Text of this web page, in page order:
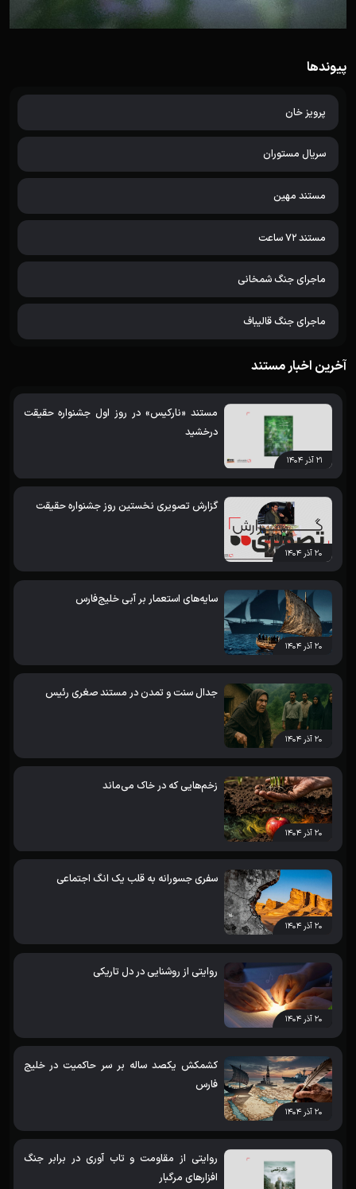
پیوندها
پرویز خان
سریال مستوران
مستند مهین
مستند 72 ساعت
ماجرای جنگ شمخانی
ماجرای جنگ قالیباف
آخرین اخبار مستند
۲۱ آذر ۱۴۰۴
مستند «نارکیس» در روز اول جشنواره حقیقت
درخشید
۲۰ آذر ۱۴۰۴
گزارش تصویری نخستین روز جشنواره حقیقت
۲۰ آذر ۱۴۰۴
سایه‌های استعمار بر آبی خلیج‌فارس
۲۰ آذر ۱۴۰۴
جدال سنت و تمدن در مستند صغری رئیس
۲۰ آذر ۱۴۰۴
زخم‌هایی که در خاک می‌ماند
۲۰ آذر ۱۴۰۴
سفری جسورانه به قلب یک انگ اجتماعی
۲۰ آذر ۱۴۰۴
روایتی از روشنایی در دل تاریکی
۲۰ آذر ۱۴۰۴
کشمکش یکصد ساله بر سر حاکمیت در خلیج
فارس
روایتی از مقاومت و تاب آوری در برابر جنگ
افزارهای مرگبار